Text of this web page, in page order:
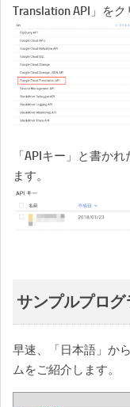
Translation API」をク
「APIキー」と書か
ます。
サンプルプログ
早速、「日本語」か
ムをご紹介します。